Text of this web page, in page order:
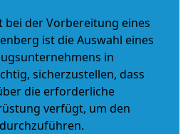
bei der Vorbereitung eines
ist die Auswahl eines
in
sicherzustellen, dass
die erforderliche
verfügt, um den